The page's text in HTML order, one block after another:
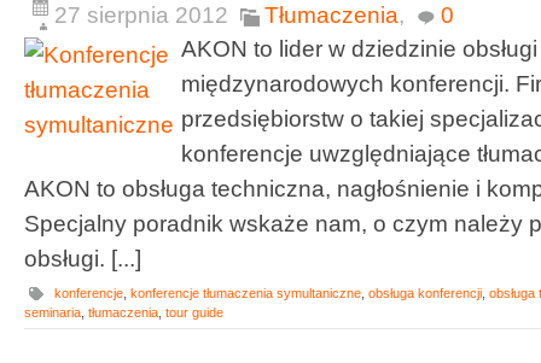
27 sierpnia 2012 Tłumaczenia,
0
AKON to lider w dziedzinie
międzynarodowych konferencji.
przedsiębiorstw o takiej
konferencje uwzględniające
AKON to obsługa techniczna, nagłośnienie i
Specjalny poradnik wskaże nam, o czym należy
obsługi. [...]
konferencje konferencje tłumaczenia symultaniczne obsługa konferencji obsługa
seminaria tłumaczenia tour guide